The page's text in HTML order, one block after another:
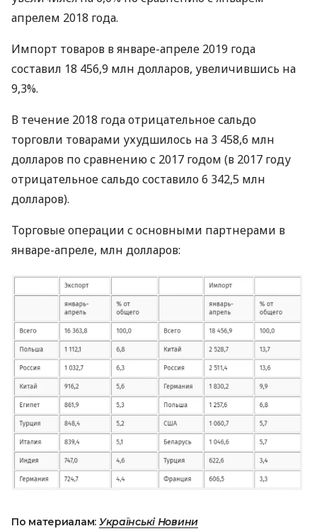
апрелем 2018 года.
Импорт товаров в январе-апреле 2019 года
составил 18 456,9 млн долларов, увеличившись на
9,3%.
В течение 2018 года отрицательное сальдо
торговли товарами ухудшилось на 3 458,6 млн
долларов по сравнению с 2017 годом (в 2017 году
отрицательное сальдо составило 6 342,5 млн
долларов).
Торговые операции с основными партнерами в
январе-апреле, млн долларов:
По материалам: Українські Новини